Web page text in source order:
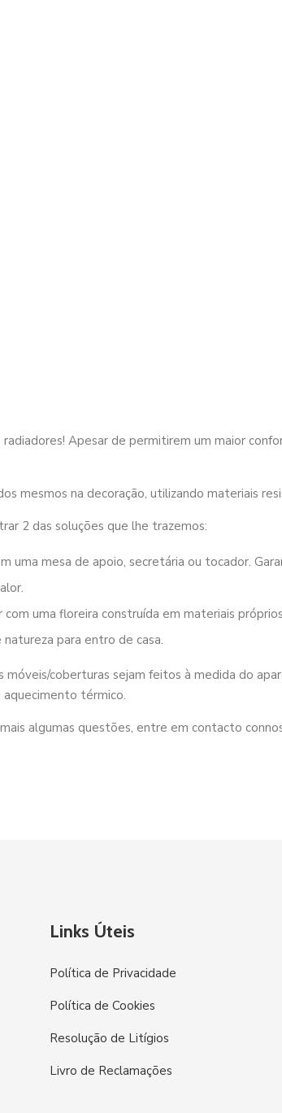
Apesar de permitirem um maior
mesmos na decoração, utilizando materiais
2 das soluções que lhe trazemos:
uma mesa de apoio, secretária ou tocador.
uma floreira construída em materiais
para entro de casa.
coberturas sejam feitos à medida do
térmico.
algumas questões, entre em contacto
Links Úteis
Política de Privacidade
Política de Cookies
Resolução de Litígios
Livro de Reclamações